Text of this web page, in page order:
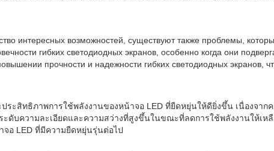
интересных возможностей, существуют также проблемы,
гибких светодиодных экранов, особенно когда они
прочности и надежности гибких светодиодных экранов,
ระสิทธิภาพการใช้พลังงานของหน้าจอ LED ที่ยืดหยุ่นให้ดียิ่งขึ้น เนื่องจา
ะดับความละเอียดและความสว่างที่สูงขึ้นในขณะที่ลดการใช้พลังงานให้เ
อ LED ที่มีความยืดหยุ่นรุ่นต่อไป